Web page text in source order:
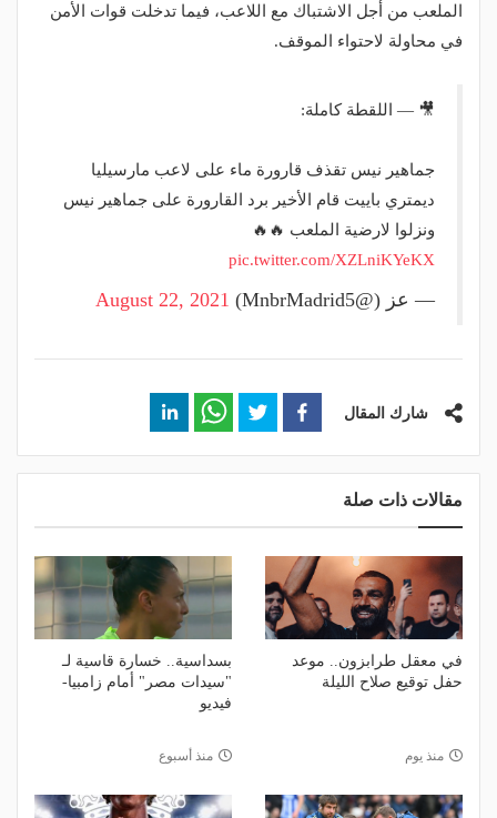
الملعب من أجل الاشتباك مع اللاعب، فيما تدخلت قوات الأمن
في محاولة لاحتواء الموقف.
🎥 — اللقطة كاملة:
جماهير نيس تقذف قارورة ماء على لاعب مارسيليا
ديمتري باييت قام الأخير برد القارورة على جماهير نيس
ونزلوا لارضية الملعب 🔥🔥
pic.twitter.com/XZLniKYeKX
— عز (@MnbrMadrid5) August 22, 2021
شارك المقال
مقالات ذات صلة
في معقل طرابزون.. موعد
حفل توقيع صلاح الليلة
منذ يوم
بسداسية.. خسارة قاسية لـ
"سيدات مصر" أمام زامبيا-
فيديو
منذ أسبوع